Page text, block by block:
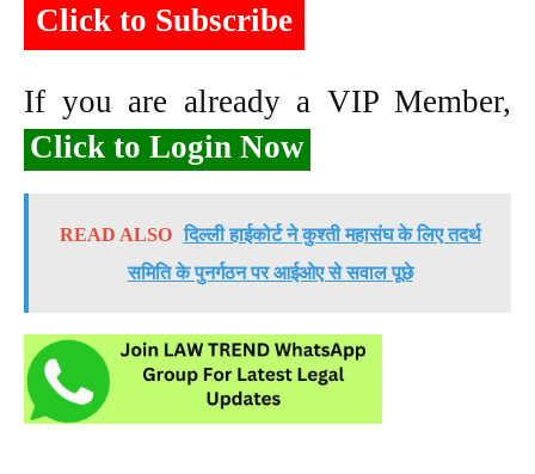
Click to Subscribe
If you are already a VIP Member,
Click to Login Now
READ ALSO दिल्ली हाईकोर्ट ने कुश्ती महासंघ के लिए तदर्थ
समिति के पुनर्गठन पर आईओए से सवाल पूछे